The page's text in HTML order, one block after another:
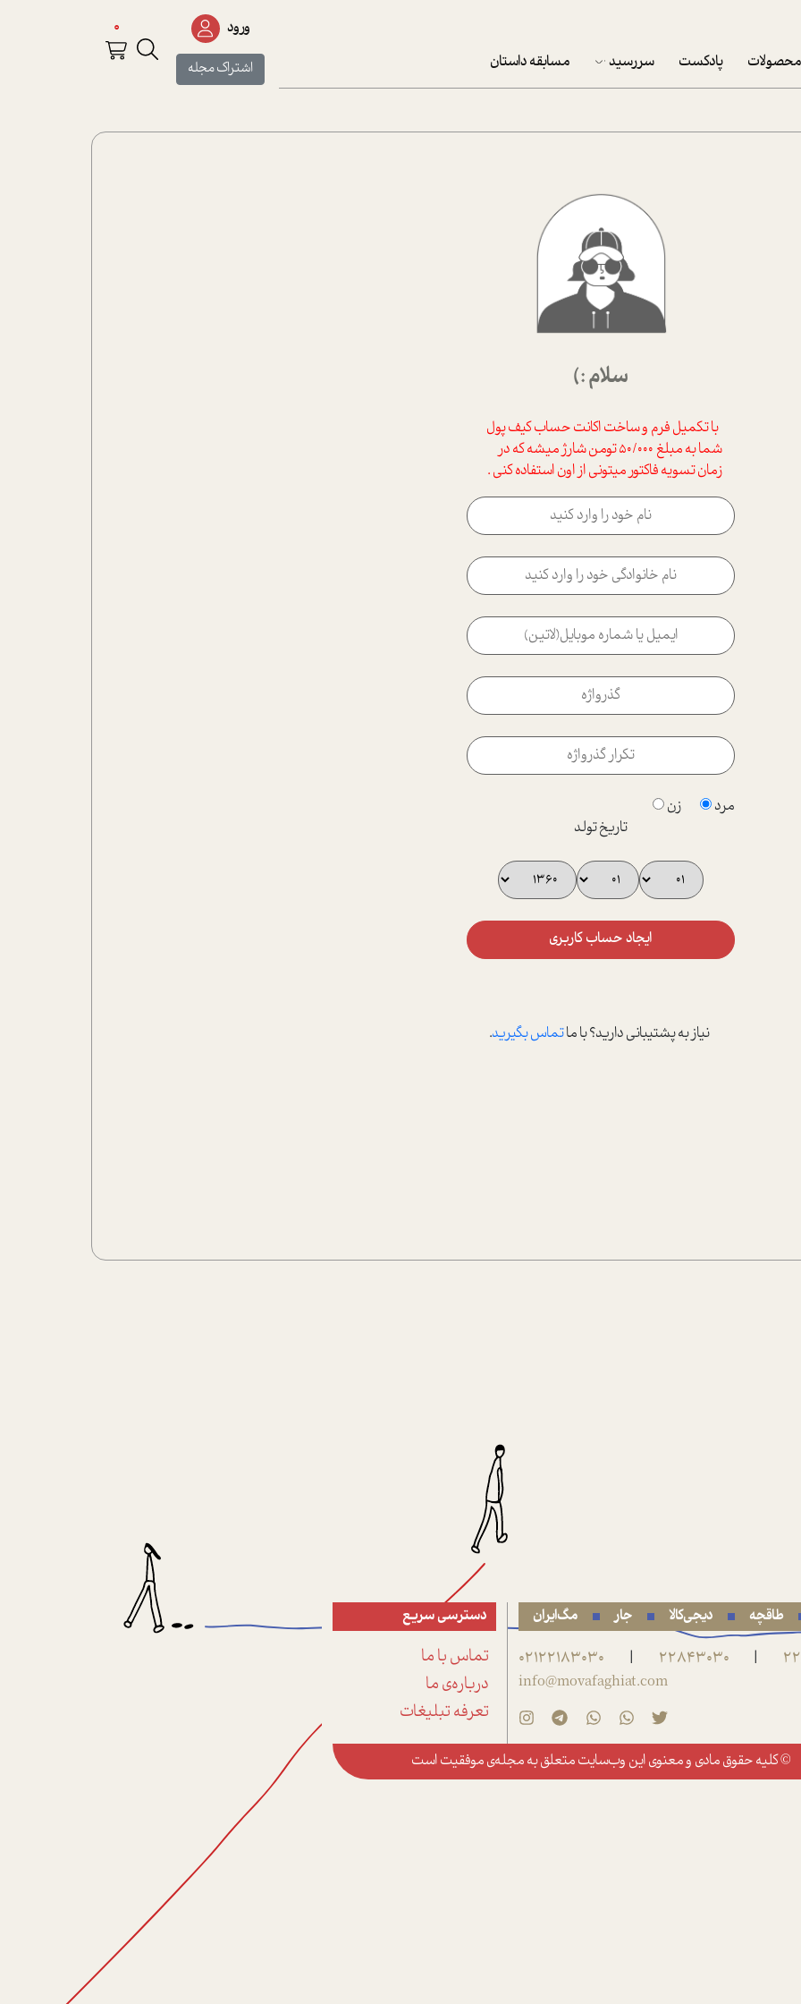
محصولات پادکست سررسید
پکيج نوروزي موفقيت
تقویم رومیزی
تقویم دیواری
مسابقه داستان
ورود
اشتراک مجله
0
سلام :)
با تکمیل فرم و ساخت اکانت حساب کیف پول
شما به مبلغ 50/000 تومن شارژ میشه که در
زمان تسویه فاکتور میتونی از اون استفاده کنی .
مرد
زن
تاریخ تولد
ایجاد حساب کاربری
نیاز به پشتیبانی دارید؟ با ماتماس بگیرید.
طاقچه دیجی‌کالا جار مگ‌ایران
|
22843030
|
02122183030
info@movafaghiat.com
دسترسی سریع
تماس با ما
درباره‌ی ما
تعرفه تبلیغات
© کلیه حقوق مادی و معنوی این وب‌سایت متعلق بهمجله‌ی موفقیتاست